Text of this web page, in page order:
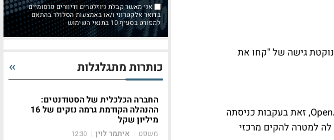
לפי הדיווחים, מערכת היחסים בין השתיים מתוחה במיוחד, כאשר OpenAI נוקטת גישה של "קחו את
בחודש ינואר, ביצעה מיקרוסופט שינויים משמעותיים בתנאי ההסכם עם OpenAI, זאת בעקבות כניסתה
למטרה להקים מרכזי
אני מאשר קבלת ניוזלטרים ודיוורים פרסומיים
בדואר אלקטרוני ו/או באמצעות הסלולר בהתאם
למפורט בסעיף 10 בתנאי השימוש
כותרות מתגלגלות
החברה הכלכלית של הסטודנטים:
ההנהלה הקודמת גרמה נזקים של 16
מיליון שקל
משפט | איתמר לוין |
12:30